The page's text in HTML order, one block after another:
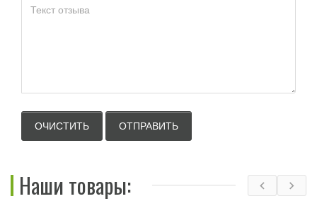
Наши товары: